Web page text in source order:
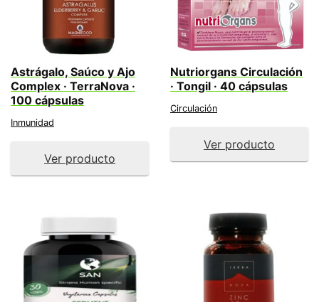
Astrágalo, Saúco y Ajo
Complex · TerraNova ·
100 cápsulas
Inmunidad
Ver producto
Nutriorgans Circulación
· Tongil · 40 cápsulas
Circulación
Ver producto